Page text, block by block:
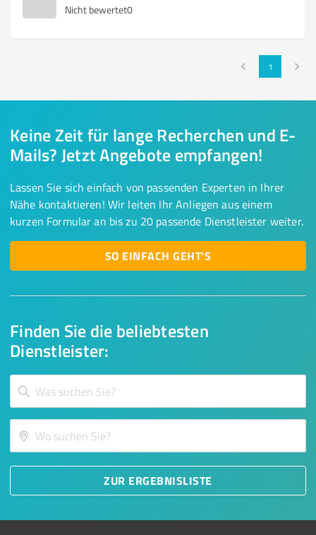
Nicht bewertet0
1
Finden Sie die beliebtesten
Dienstleister:
ZUR ERGEBNISLISTE
Keine Zeit für lange Recherchen und E-
Mails? Jetzt Angebote empfangen!
Lassen Sie sich einfach von passenden Experten in Ihrer
Nähe kontaktieren! Wir leiten Ihr Anliegen aus einem
kurzen Formular an bis zu 20 passende Dienstleister weiter.
SO EINFACH GEHT'S